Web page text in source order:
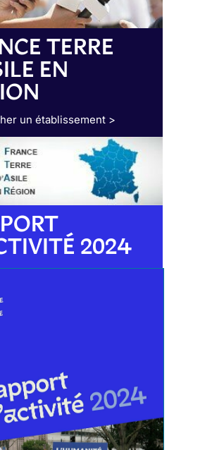
TERRE
EN
un établissement >
2024